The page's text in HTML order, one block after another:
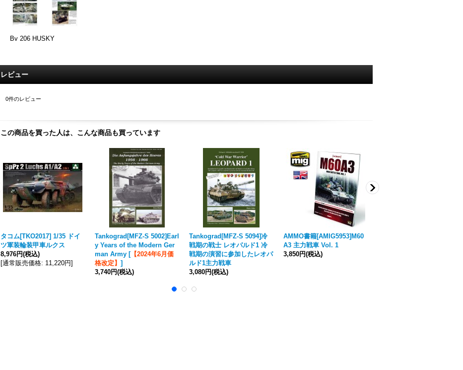
Bv 206 HUSKY
レビュー
0件のレビュー
この商品を買った人は、こんな商品も買っています
タコム[TKO2017] 1/35 ドイ
ツ軍装輪装甲車ルクス
8,976円(税込)
[通常販売価格: 11,220円]
Tankograd[MFZ-S 5002]Earl
y Years of the Modern Ger
man Army [【2024年6月価
格改定】 ]
3,740円(税込)
Tankograd[MFZ-S 5094]冷
戦期の戦士 レオパルド1 冷
戦期の演習に参加したレオパ
ルド1主力戦車
3,080円(税込)
AMMO書籍[AMIG5953]M60
A3 主力戦車 Vol. 1
3,850円(税込)